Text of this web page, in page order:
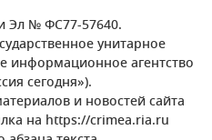
Эл № ФС77-57640.
унитарное
информационное агентство
сегодня»).
и новостей сайта
на https://crimea.ria.ru